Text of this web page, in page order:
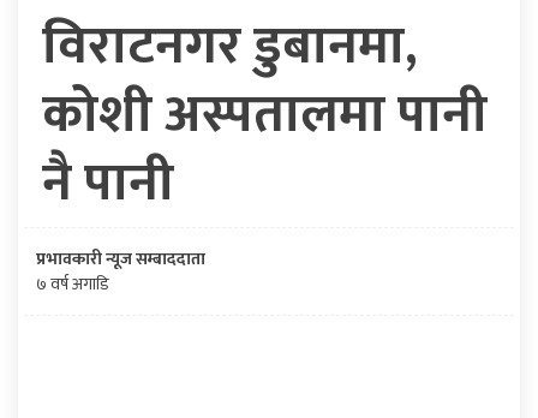
विराटनगर डुबानमा,
कोशी अस्पतालमा पानी
नै पानी
प्रभावकारी न्यूज सम्बाददाता
७ वर्ष अगाडि